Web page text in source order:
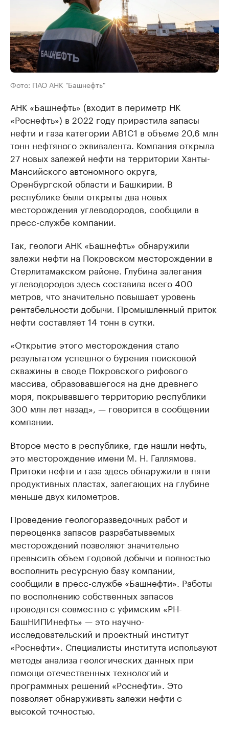
Фото: ПАО АНК "Башнефть"
АНК «Башнефть» (входит в периметр НК
«Роснефть») в 2022 году прирастила запасы
нефти и газа категории AB1C1 в объеме 20,6 млн
тонн нефтяного эквивалента. Компания открыла
27 новых залежей нефти на территории Ханты-
Мансийского автономного округа,
Оренбургской области и Башкирии. В
республике были открыты два новых
месторождения углеводородов, сообщили в
пресс-службе компании.
Так, геологи АНК «Башнефть» обнаружили
залежи нефти на Покровском месторождении в
Стерлитамакском районе. Глубина залегания
углеводородов здесь составила всего 400
метров, что значительно повышает уровень
рентабельности добычи. Промышленный приток
нефти составляет 14 тонн в сутки.
«Открытие этого месторождения стало
результатом успешного бурения поисковой
скважины в своде Покровского рифового
массива, образовавшегося на дне древнего
моря, покрывавшего территорию республики
300 млн лет назад», — говорится в сообщении
компании.
Второе место в республике, где нашли нефть,
это месторождение имени М. Н. Галлямова.
Притоки нефти и газа здесь обнаружили в пяти
продуктивных пластах, залегающих на глубине
меньше двух километров.
Проведение геологоразведочных работ и
переоценка запасов разрабатываемых
месторождений позволяют значительно
превысить объем годовой добычи и полностью
восполнить ресурсную базу компании,
сообщили в пресс-службе «Башнефти». Работы
по восполнению собственных запасов
проводятся совместно с уфимским «РН-
БашНИПИнефть» — это научно-
исследовательский и проектный институт
«Роснефти». Специалисты института используют
методы анализа геологических данных при
помощи отечественных технологий и
программных решений «Роснефти». Это
позволяет обнаруживать залежи нефти с
высокой точностью.